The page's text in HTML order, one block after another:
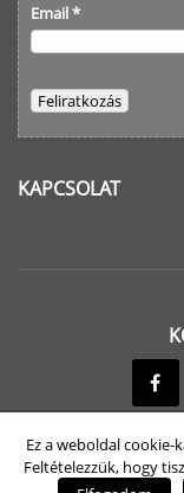
Email*
KAPCSOLAT
© 2017-2026
Ez a weboldal
Feltételezzük, hogy